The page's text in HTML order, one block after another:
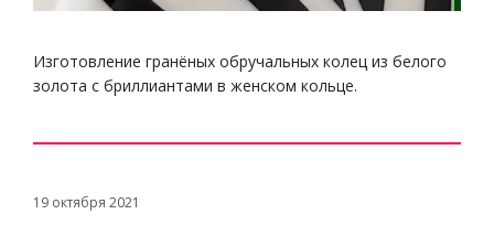
Изготовление гранёных обручальных колец из белого
золота с бриллиантами в женском кольце.
19 октября 2021